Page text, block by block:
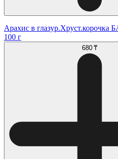
Арахис в
100 г
680 ₸